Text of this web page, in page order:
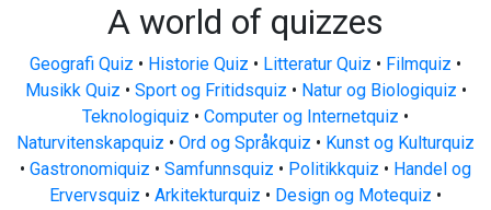
A world of quizzes
Geografi Quiz • Historie Quiz • Litteratur Quiz • Filmquiz •
Musikk Quiz • Sport og Fritidsquiz • Natur og Biologiquiz •
Teknologiquiz • Computer og Internetquiz •
Naturvitenskapquiz • Ord og Språkquiz • Kunst og Kulturquiz
• Gastronomiquiz • Samfunnsquiz • Politikkquiz • Handel og
Ervervsquiz • Arkitekturquiz • Design og Motequiz •